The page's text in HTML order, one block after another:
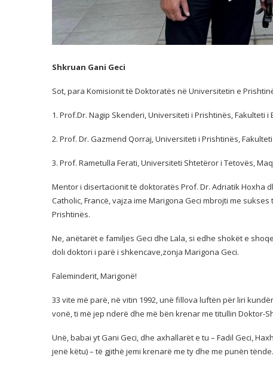
Shkruan Gani Geci
Sot, para Komisionit të Doktoratës në Universitetin e
1. Prof.Dr. Nagip Skenderi, Universiteti i Prishtinës, Fakulteti i
2. ⁠Prof. Dr. Gazmend Qorraj, Universiteti i Prishtinës,
3. ⁠Prof. Rametulla Ferati, Universiteti Shtetëror i Tetovës,
Mentor i disertacionit të doktoratës Prof. Dr. Adriatik Hoxha
Catholic, Francë, vajza ime Marigona Geci mbrojti me
Prishtinës.
Ne, anëtarët e familjes Geci dhe Lala, si edhe shokët e
doli doktori i parë i shkencave,zonja Marigona Geci.
Faleminderit, Marigonë!
33 vite më parë, në vitin 1992, unë fillova luftën për liri
vonë, ti më jep nderë dhe më bën krenar me titullin Doktor-
Unë, babai yt Gani Geci, dhe axhallarët e tu – Fadil Geci,
jenë këtu) – të gjithë jemi krenarë me ty dhe me punën tënde.